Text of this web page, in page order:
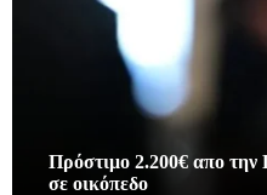
Πρόστιμο 2.200€ απο την
σε οικόπεδο